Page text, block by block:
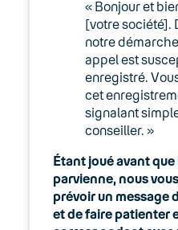
Le compte
Manager –
Manager :
Manager : Import
Manager :
support
« Bonjour et
[votre société].
notre
appel est
enregistré.
cet
signalant
conseiller. »
Étant joué avant que
parvienne, nous
prévoir un message
et de faire patienter